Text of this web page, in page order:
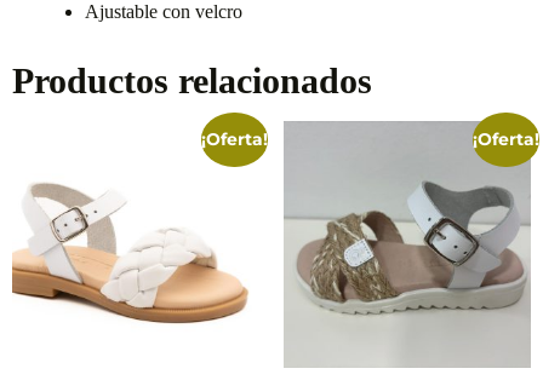
Ajustable con velcro
Productos relacionados
¡Oferta! ¡Oferta!